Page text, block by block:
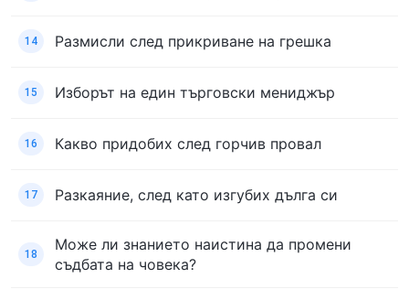
14 Размисли след прикриване на грешка
15 Изборът на един търговски мениджър
16 Какво придобих след горчив провал
17 Разкаяние, след като изгубих дълга си
18
Може ли знанието наистина да промени
съдбата на човека?